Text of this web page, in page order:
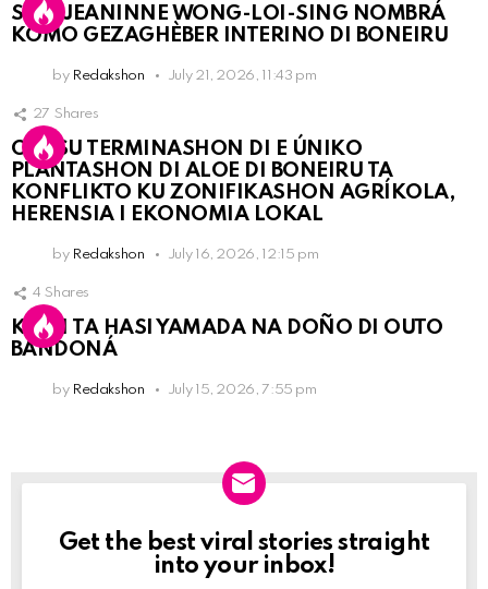
SRA. JEANINNE WONG-LOI-SING NOMBRÁ
KOMO GEZAGHÈBER INTERINO DI BONEIRU
by Redakshon July 21, 2026, 11:43 pm
27 Shares
OLB SU TERMINASHON DI E ÚNIKO
PLANTASHON DI ALOE DI BONEIRU TA
KONFLIKTO KU ZONIFIKASHON AGRÍKOLA,
HERENSIA I EKONOMIA LOKAL
by Redakshon July 16, 2026, 12:15 pm
4 Shares
KPCN TA HASI YAMADA NA DOÑO DI OUTO
BANDONÁ
by Redakshon July 15, 2026, 7:55 pm
Newslett
Get the best viral stories straight
into your inbox!